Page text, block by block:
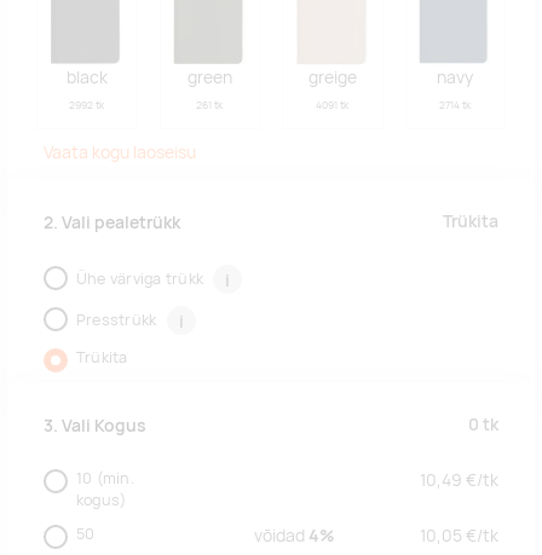
black
2992 tk
green
261 tk
greige
4091 tk
navy
2714 tk
Vaata kogu laoseisu
2. Vali pealetrükk Trükita
Ühe värviga trükk i
Presstrükk i
Trükita
3. Vali Kogus 0 tk
10 (min.
kogus)
10,49 €/tk
50 võidad 4% 10,05 €/tk